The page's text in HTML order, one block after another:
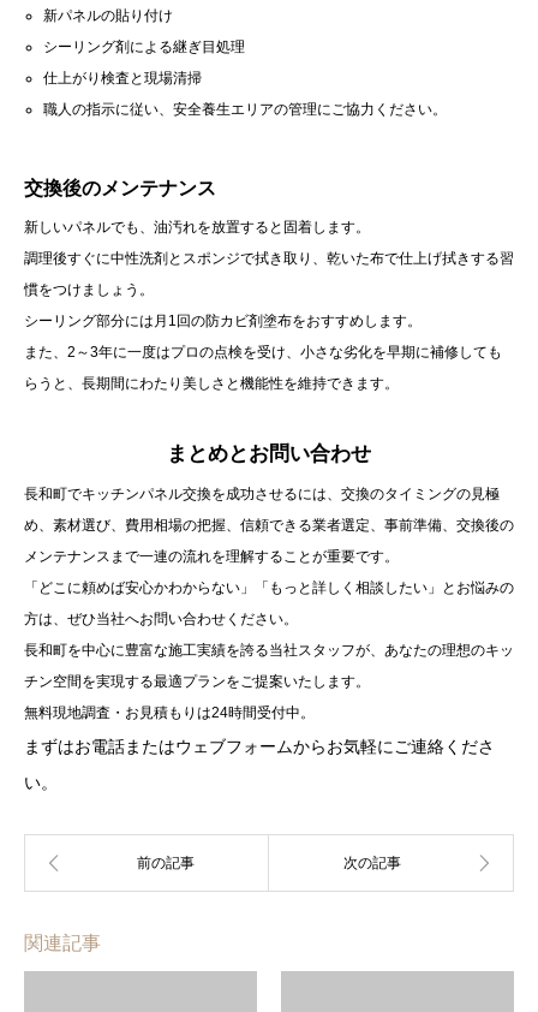
新パネルの貼り付け
シーリング剤による継ぎ目処理
仕上がり検査と現場清掃
職人の指示に従い、安全養生エリアの管理にご協力ください。
交換後のメンテナンス
新しいパネルでも、油汚れを放置すると固着します。
調理後すぐに中性洗剤とスポンジで拭き取り、乾いた布で仕上げ拭きする習
慣をつけましょう。
シーリング部分には月1回の防カビ剤塗布をおすすめします。
また、2～3年に一度はプロの点検を受け、小さな劣化を早期に補修しても
らうと、長期間にわたり美しさと機能性を維持できます。
まとめとお問い合わせ
長和町でキッチンパネル交換を成功させるには、交換のタイミングの見極
め、素材選び、費用相場の把握、信頼できる業者選定、事前準備、交換後の
メンテナンスまで一連の流れを理解することが重要です。
「どこに頼めば安心かわからない」「もっと詳しく相談したい」とお悩みの
方は、ぜひ当社へお問い合わせください。
長和町を中心に豊富な施工実績を誇る当社スタッフが、あなたの理想のキッ
チン空間を実現する最適プランをご提案いたします。
無料現地調査・お見積もりは24時間受付中。
まずはお電話またはウェブフォームからお気軽にご連絡くださ
い。
関連記事